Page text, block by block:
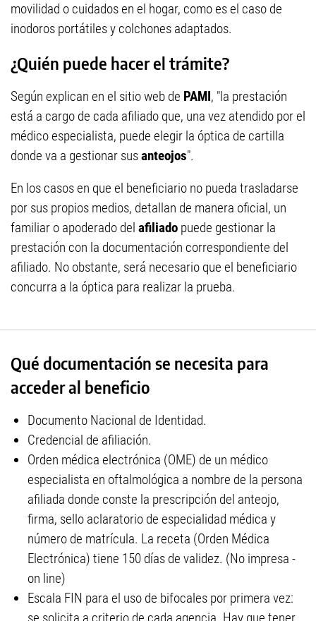
movilidad o cuidados en el hogar, como es el caso de
inodoros portátiles y colchones adaptados.
¿Quién puede hacer el trámite?
Según explican en el sitio web de PAMI, "la prestación
está a cargo de cada afiliado que, una vez atendido por el
médico especialista, puede elegir la óptica de cartilla
donde va a gestionar susanteojos".
En los casos en que el beneficiario no pueda trasladarse
por sus propios medios, detallan de manera oficial, un
familiar o apoderado del afiliado puede gestionar la
prestación con la documentación correspondiente del
afiliado. No obstante, será necesario que el beneficiario
concurra a la óptica para realizar la prueba.
Qué documentación se necesita para
acceder al beneficio
Documento Nacional de Identidad.
Credencial de afiliación.
Orden médica electrónica (OME) de un médico
especialista en oftalmológica a nombre de la persona
afiliada donde conste la prescripción del anteojo,
firma, sello aclaratorio de especialidad médica y
número de matrícula. La receta (Orden Médica
Electrónica) tiene 150 días de validez. (No impresa -
on line)
Escala FIN para el uso de bifocales por primera vez: